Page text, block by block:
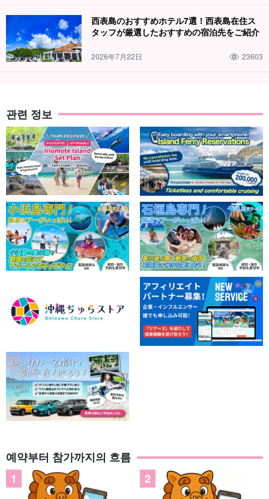
유부지마(由布島) 관광
유부도에는 이리오모테 섬에서 물소차를 타고 바다 위를 건너갑니
다. 물소차 위에서는 열심히 끄는 귀여운 물소에게 힐링을 받으며 조
아열대 식물의 천국!
관광지로 유명한 유부도에서는 아열대 특유의 생태계를 피부로 느
낄 수 있다.
계절마다 다른 풍경은 몇 번이라도, 짧은 시간이라도 충분히 관광을
즐길 수 있습니다!
西表島のおすすめホテル7選！西表島在住ス
タッフが厳選したおすすめの宿泊先をご紹介
2026年7月22日 23603
관련 정보
예약부터 참가까지의 흐름